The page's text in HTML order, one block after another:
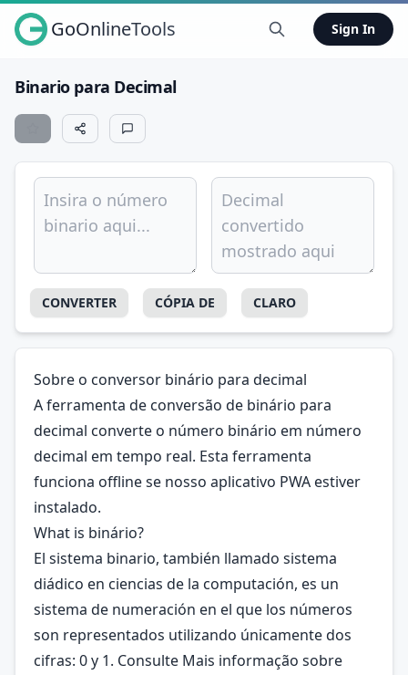
GoOnlineTools Sign In
Binario para Decimal
CONVERTER CÓPIA DE CLARO
Sobre o conversor binário para decimal
A ferramenta de conversão de binário para
decimal converte o número binário em número
decimal em tempo real. Esta ferramenta
funciona offline se nosso aplicativo PWA estiver
instalado.
What is binário?
El sistema binario, también llamado sistema
diádico​ en ciencias de la computación, es un
sistema de numeración en el que los números
son representados utilizando únicamente dos
cifras: 0 y 1. Consulte Mais informação sobre